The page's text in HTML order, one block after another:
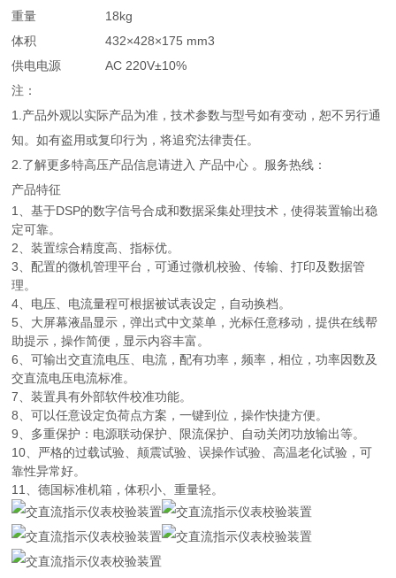
重量
18kg
体积
432×428×175 mm3
供电电源
AC 220V±10%
注：
1.产品外观以实际产品为准，技术参数与型号如有变动，恕不另行通
知。如有盗用或复印行为，将追究法律责任。
2.了解更多特高压产品信息请进入 产品中心 。服务热线：
产品特征
1、基于DSP的数字信号合成和数据采集处理技术，使得装置输出稳
定可靠。
2、装置综合精度高、指标优。
3、配置的微机管理平台，可通过微机校验、传输、打印及数据管
理。
4、电压、电流量程可根据被试表设定，自动换档。
5、大屏幕液晶显示，弹出式中文菜单，光标任意移动，提供在线帮
助提示，操作简便，显示内容丰富。
6、可输出交直流电压、电流，配有功率，频率，相位，功率因数及
交直流电压电流标准。
7、装置具有外部软件校准功能。
8、可以任意设定负荷点方案，一键到位，操作快捷方便。
9、多重保护：电源联动保护、限流保护、自动关闭功放输出等。
10、严格的过载试验、颠震试验、误操作试验、高温老化试验，可
靠性异常好。
11、德国标准机箱，体积小、重量轻。